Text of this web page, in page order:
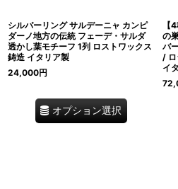
シルバーリング サルデーニャ カンピ
ダーノ地方の伝統 フェーデ・サルダ
透かし葉モチーフ 1列 ロストワックス
鋳造 イタリア製
24,000円
オプション選択
【
の
バ
/ ロ
イ